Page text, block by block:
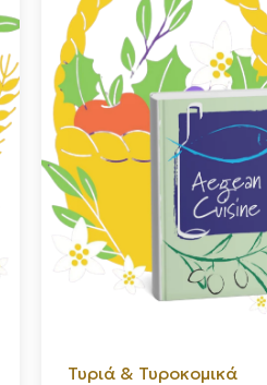
Τυριά & Τυροκομικά